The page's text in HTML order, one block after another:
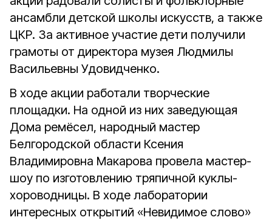
ансамбли детской школы искусств, а также
ЦКР. За активное участие дети получили
грамоты от директора музея Людмилы
Васильевны Удовидченко.
В ходе акции работали творческие
площадки. На одной из них заведующая
Дома ремёсел, народный мастер
Белгородской области Ксения
Владимировна Макарова провела мастер-
шоу по изготовлению тряпичной куклы-
хороводницы. В ходе лаборатории
интересных открытий «Невидимое слово»